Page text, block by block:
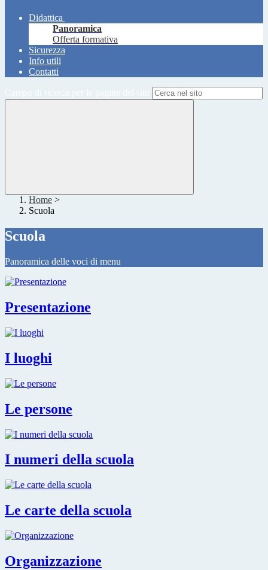
Didattica
Panoramica
Offerta formativa
Sicurezza
Info utili
Contatti
Home >
Scuola
Scuola
Panoramica delle voci di menu
Presentazione
I luoghi
Le persone
I numeri della scuola
Le carte della scuola
Organizzazione